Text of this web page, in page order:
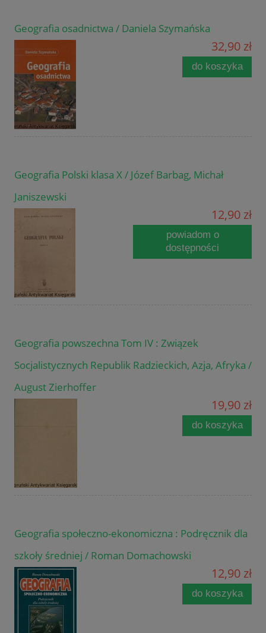
Geografia osadnictwa / Daniela Szymańska
32,90 zł
do koszyka
Geografia Polski klasa X / Józef Barbag, Michał
Janiszewski
12,90 zł
powiadom o
dostępności
Geografia powszechna Tom IV : Związek
Socjalistycznych Republik Radzieckich, Azja, Afryka /
August Zierhoffer
19,90 zł
do koszyka
Geografia społeczno-ekonomiczna : Podręcznik dla
szkoły średniej / Roman Domachowski
12,90 zł
do koszyka